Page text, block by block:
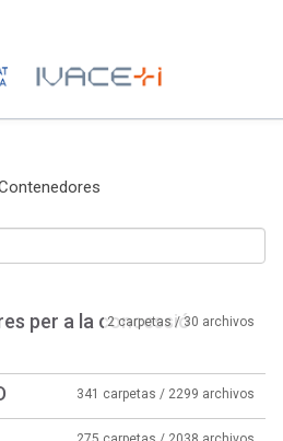
per a la concessió
2 carpetas / 30 archivos
341 carpetas / 2299 archivos